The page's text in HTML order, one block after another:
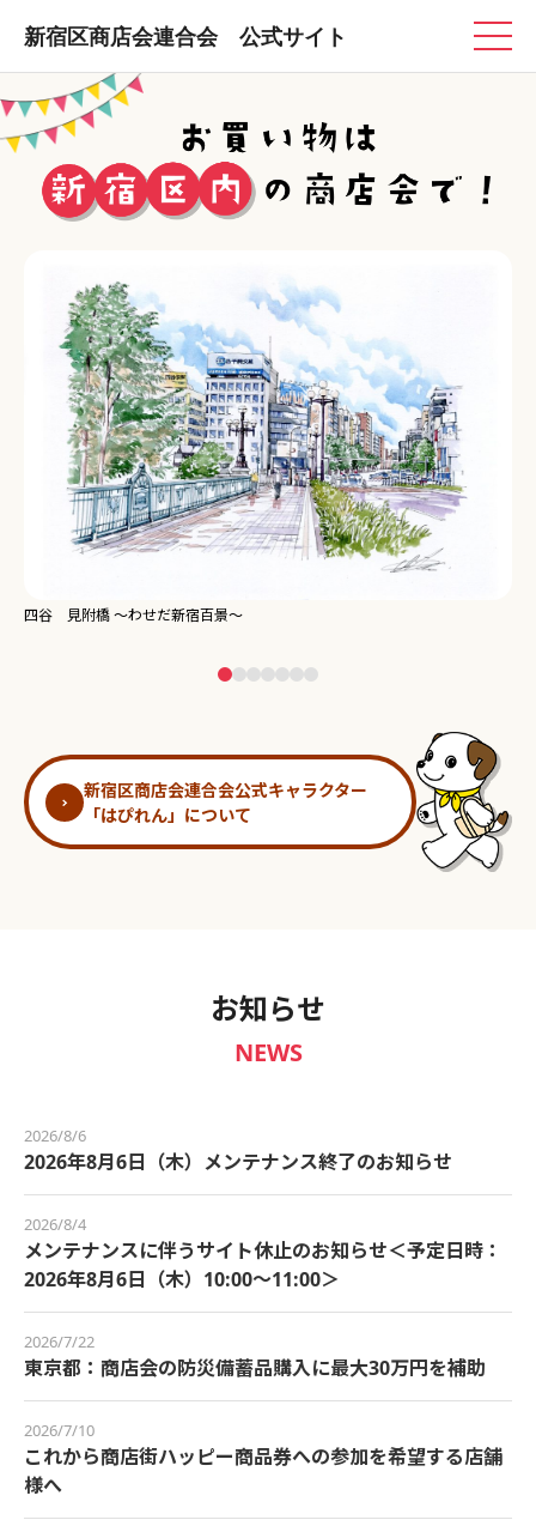
新宿区商店会連合会 公式サイト
新宿区商店会連合会公式キャラクター
「はぴれん」について
お知らせ
NEWS
2026/8/6
2026年8月6日（木）メンテナンス終了のお知らせ
2026/8/4
メンテナンスに伴うサイト休止のお知らせ＜予定日時：
2026年8月6日（木）10:00～11:00＞
2026/7/22
東京都：商店会の防災備蓄品購入に最大30万円を補助
2026/7/10
これから商店街ハッピー商品券への参加を希望する店舗
様へ